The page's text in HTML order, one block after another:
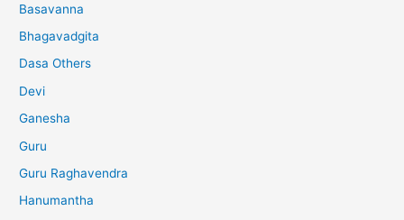
Basavanna
Bhagavadgita
Dasa Others
Devi
Ganesha
Guru
Guru Raghavendra
Hanumantha